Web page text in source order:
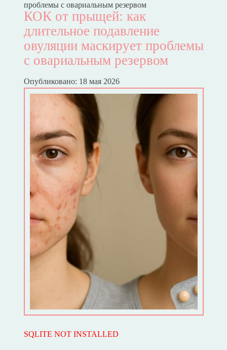
проблемы с овариальным резервом
КОК от прыщей: как
длительное подавление
овуляции маскирует проблемы
с овариальным резервом
Опубликовано: 18 мая 2026
SQLITE NOT INSTALLED